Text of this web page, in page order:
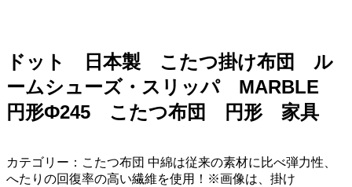
ドット 日本製 こたつ掛け布団 ル
ームシューズ・スリッパ MARBLE
円形Ф245 こたつ布団 円形 家具
カテゴリー：こたつ布団 中綿は従来の素材に比べ弾力性、
へたりの回復率の高い繊維を使用！※画像は、掛け